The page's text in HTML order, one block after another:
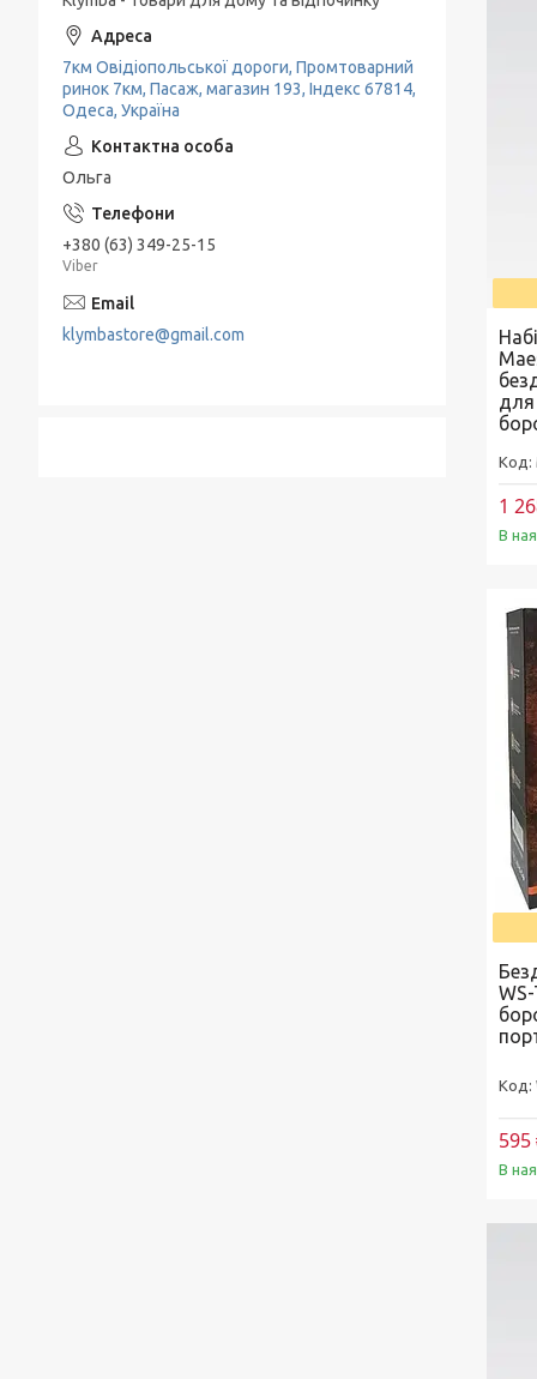
для
1
В
595
В
7км Овідіопольської дороги, Промтоварний
ринок 7км, Пасаж, магазин 193, Індекс 67814,
Одеса, Україна
Ольга
+380 (63) 349-25-15
Viber
klymbastore@gmail.com